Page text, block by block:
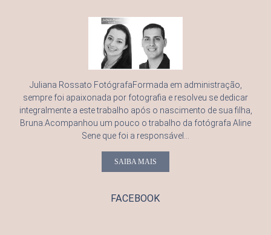
Juliana Rossato FotógrafaFormada em administração,
sempre foi apaixonada por fotografia e resolveu se dedicar
integralmente a este trabalho após o nascimento de sua filha,
Bruna.Acompanhou um pouco o trabalho da fotógrafa Aline
Sene que foi a responsável...
SAIBA MAIS
FACEBOOK